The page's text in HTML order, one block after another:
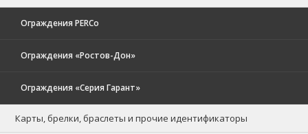
Ограждения PERCo
Ограждения «Ростов-Дон»
Ограждения «Серия Гарант»
Карты, брелки, браслеты и прочие идентификаторы